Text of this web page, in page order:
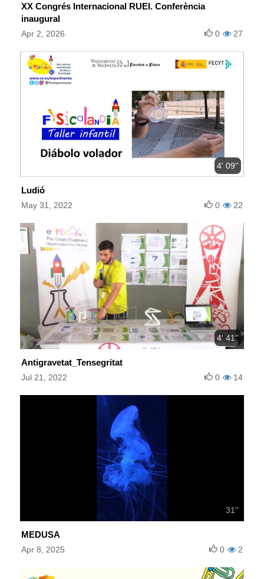
XX Congrés Internacional RUEI. Conferència
inaugural
Apr 2, 2026 27
0
4' 09''
Ludió
May 31, 2022 22
0
4' 41''
Antigravetat_Tensegritat
Jul 21, 2022 14
0
31''
MEDUSA
Apr 8, 2025 2
0